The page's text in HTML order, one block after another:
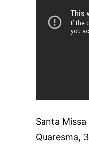
Santa
Quaresma,